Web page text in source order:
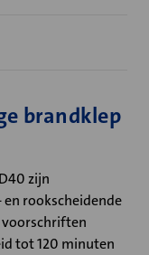
brandklep
zijn
rookscheidende
voorschriften
tot 120 minuten